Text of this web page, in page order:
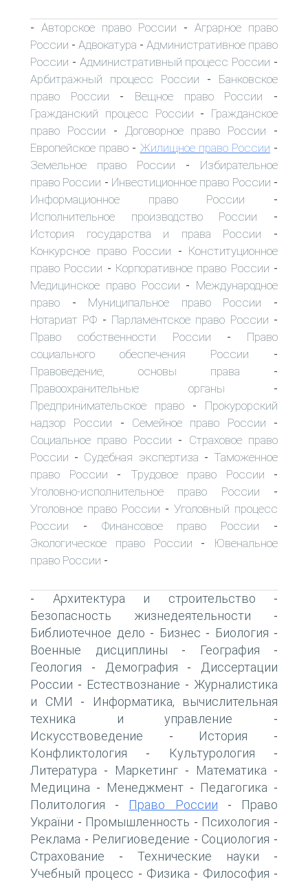
- Авторское право России - Аграрное право
России - Адвокатура - Административное право
России - Административный процесс России -
Арбитражный процесс России - Банковское
право России - Вещное право России -
Гражданский процесс России - Гражданское
право России - Договорное право России -
Европейское право - Жилищное право России -
Земельное право России - Избирательное
право России - Инвестиционное право России -
Информационное право России -
Исполнительное производство России -
История государства и права России -
Конкурсное право России - Конституционное
право России - Корпоративное право России -
Медицинское право России - Международное
право - Муниципальное право России -
Нотариат РФ - Парламентское право России -
Право собственности России - Право
социального обеспечения России -
Правоведение, основы права -
Правоохранительные органы -
Предпринимательское право - Прокурорский
надзор России - Семейное право России -
Социальное право России - Страховое право
России - Судебная экспертиза - Таможенное
право России - Трудовое право России -
Уголовно-исполнительное право России -
Уголовное право России - Уголовный процесс
России - Финансовое право России -
Экологическое право России -
Ювенальное
право России -
- Архитектура и строительство -
Безопасность жизнедеятельности -
Библиотечное дело - Бизнес - Биология -
Военные дисциплины - География -
Геология - Демография -
Диссертации
России - Естествознание - Журналистика
и СМИ -
Информатика, вычислительная
техника и управление -
Искусствоведение - История -
Конфликтология - Культурология -
Литература - Маркетинг - Математика -
Медицина - Менеджмент - Педагогика -
Политология - Право России -
Право
України - Промышленность - Психология -
Реклама - Религиоведение - Социология -
Страхование - Технические науки -
Учебный процесс - Физика - Философия -